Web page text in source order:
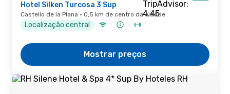
Hotel Silken Turcosa 3 Sup
Castello de la Plana · 0,5 km de centro da cidade
Localização central
Mostrar preços